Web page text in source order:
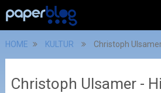
HOME KULTUR Christoph
Christoph Ulsamer -